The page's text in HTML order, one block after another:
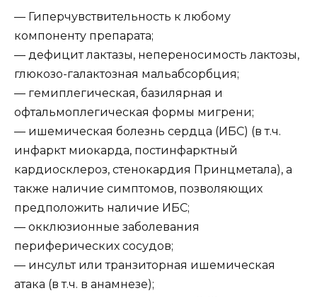
— Гиперчувствительность к любому
компоненту препарата;
— дефицит лактазы, непереносимость лактозы,
глюкозо-галактозная мальабсорбция;
— гемиплегическая, базилярная и
офтальмоплегическая формы мигрени;
— ишемическая болезнь сердца (ИБС) (в т.ч.
инфаркт миокарда, постинфарктный
кардиосклероз, стенокардия Принцметала), а
также наличие симптомов, позволяющих
предположить наличие ИБС;
— окклюзионные заболевания
периферических сосудов;
— инсульт или транзиторная ишемическая
атака (в т.ч. в анамнезе);